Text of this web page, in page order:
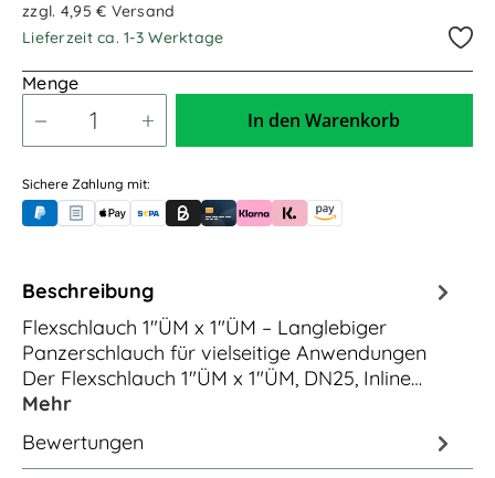
zzgl. 4,95 € Versand
Lieferzeit ca. 1-3 Werktage
Menge
In den Warenkorb
Sichere Zahlung mit:
PayPalRechnungskauf (für Behörden)
Apple PayBanküberweisung (vorab)
Rechnungskauf (Billie)
Kreditkarte
Rechnung oder Ratenkauf (Klarna)
Sofortüberweisung (Klarna)
Amazon Pay
Beschreibung
Flexschlauch 1"ÜM x 1"ÜM – Langlebiger
Panzerschlauch für vielseitige Anwendungen
Der Flexschlauch 1"ÜM x 1"ÜM, DN25, Inline…
Mehr
Bewertungen